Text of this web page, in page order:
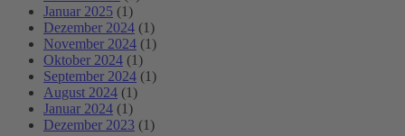
Januar 2025 (1)
Dezember 2024 (1)
November 2024 (1)
Oktober 2024 (1)
September 2024 (1)
August 2024 (1)
Januar 2024 (1)
Dezember 2023 (1)